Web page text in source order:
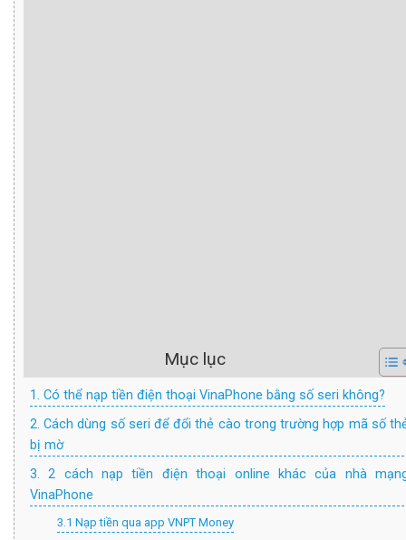
Mục lục
1. Có thể nạp tiền điện thoại VinaPhone bằng số seri không?
2. Cách dùng số seri để đổi thẻ cào trong trường hợp mã số
bị mờ
3. 2 cách nạp tiền điện thoại online khác của nhà
VinaPhone
3.1 Nạp tiền qua app VNPT Money